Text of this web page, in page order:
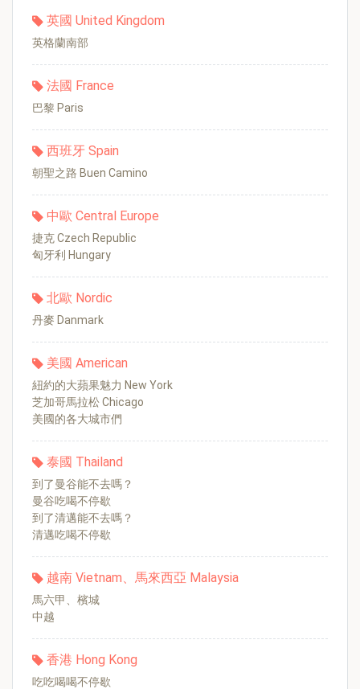
英國 United Kingdom
英格蘭南部
法國 France
巴黎 Paris
西班牙 Spain
朝聖之路 Buen Camino
中歐 Central Europe
捷克 Czech Republic
匈牙利 Hungary
北歐 Nordic
丹麥 Danmark
美國 American
紐約的大蘋果魅力 New York
芝加哥馬拉松 Chicago
美國的各大城市們
泰國 Thailand
到了曼谷能不去嗎？
曼谷吃喝不停歇
到了清邁能不去嗎？
清邁吃喝不停歇
越南 Vietnam、馬來西亞 Malaysia
馬六甲、檳城
中越
香港 Hong Kong
吃吃喝喝不停歇